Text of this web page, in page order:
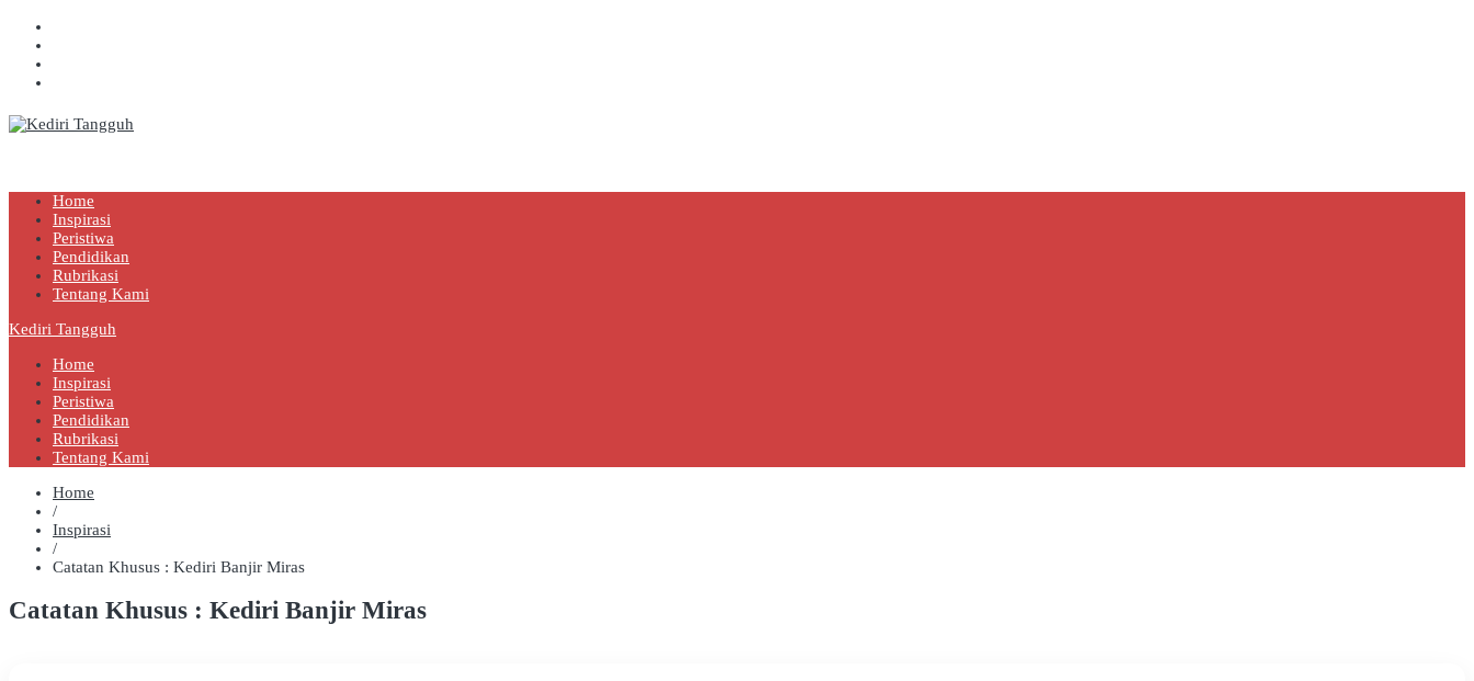
Home
Inspirasi
Peristiwa
Pendidikan
Rubrikasi
Tentang Kami
Kediri Tangguh
Home
Inspirasi
Peristiwa
Pendidikan
Rubrikasi
Tentang Kami
Home
/
Inspirasi
/
Catatan Khusus : Kediri Banjir Miras
Catatan Khusus : Kediri Banjir Miras